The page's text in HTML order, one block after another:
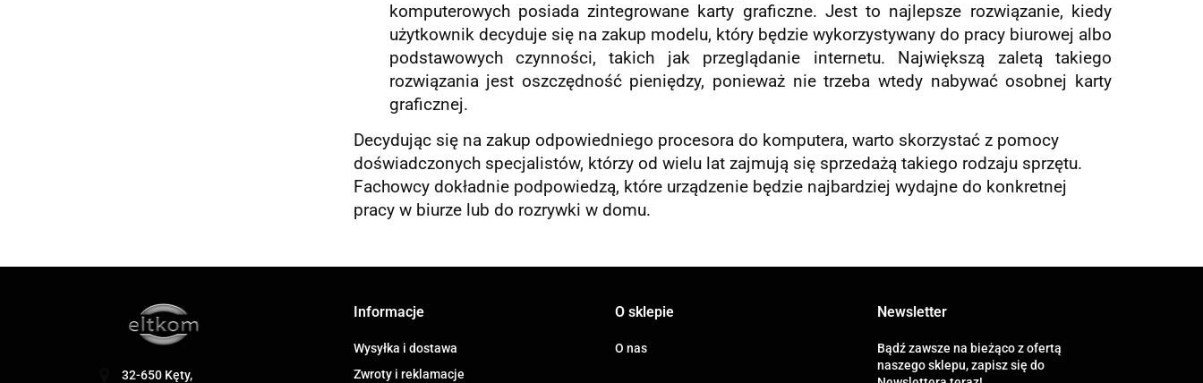
komputerowych posiada zintegrowane karty graficzne. Jest to najlepsze rozwiązanie, kiedy
użytkownik decyduje się na zakup modelu, który będzie wykorzystywany do pracy biurowej albo
podstawowych czynności, takich jak przeglądanie internetu. Największą zaletą takiego
rozwiązania jest oszczędność pieniędzy, ponieważ nie trzeba wtedy nabywać osobnej karty
graficznej.
Decydując się na zakup odpowiedniego procesora do komputera, warto skorzystać z pomocy
doświadczonych specjalistów, którzy od wielu lat zajmują się sprzedażą takiego rodzaju sprzętu.
Fachowcy dokładnie podpowiedzą, które urządzenie będzie najbardziej wydajne do konkretnej
pracy w biurze lub do rozrywki w domu.
32-650 Kęty,
Informacje
Wysyłka i dostawa
Zwroty i reklamacje
O sklepie
O nas
Newsletter
Bądź zawsze na bieżąco z ofertą
naszego sklepu, zapisz się do